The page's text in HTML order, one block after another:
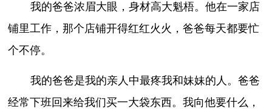
我的爸爸浓眉大眼，身材高大魁梧。他在一家店
铺里工作，那个店铺开得红红火火，爸爸每天都要忙
个不停。
我的爸爸是我的亲人中最疼我和妹妹的人。爸爸
经常下班回来给我们买一大袋东西。我向他要什么，